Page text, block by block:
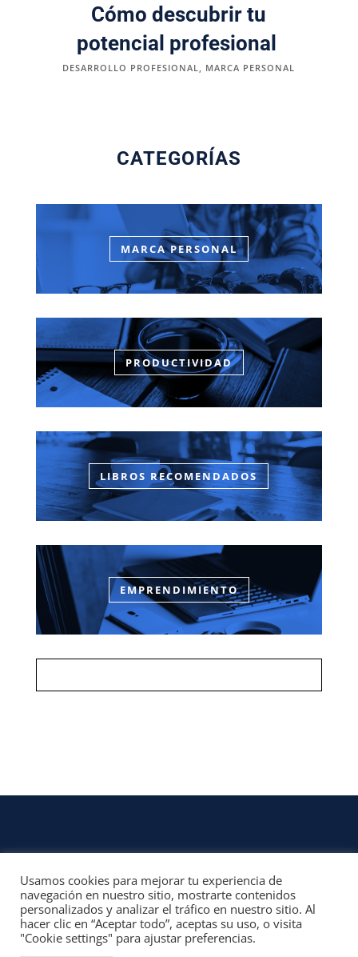
Cómo descubrir tu
potencial profesional
DESARROLLO PROFESIONAL, MARCA PERSONAL
CATEGORÍAS
MARCA PERSONAL
PRODUCTIVIDAD
LIBROS RECOMENDADOS
EMPRENDIMIENTO
CONTACTO
© 2022, Unofficial Media, LLC – Reservados todos los derechos | All rights
reserved
Aviso Legal y Términos de Uso del Sitio|Aviso Programas Afiliados,
Usamos cookies para mejorar tu experiencia de
navegación en nuestro sitio, mostrarte contenidos
personalizados y analizar el tráfico en nuestro sitio. Al
hacer clic en “Aceptar todo”, aceptas su uso, o visita
"Cookie settings" para ajustar preferencias.